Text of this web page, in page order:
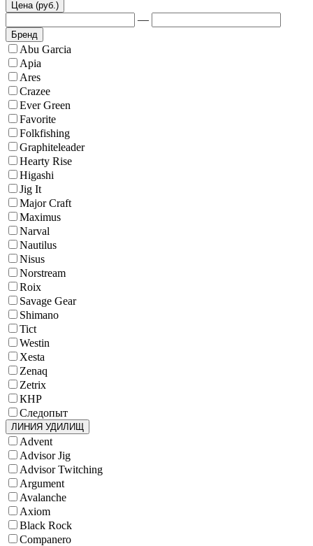
Цена (руб.)
—
Бренд
Abu Garcia
Apia
Ares
Crazee
Ever Green
Favorite
Folkfishing
Graphiteleader
Hearty Rise
Higashi
Jig It
Major Craft
Maximus
Narval
Nautilus
Nisus
Norstream
Roix
Savage Gear
Shimano
Tict
Westin
Xesta
Zenaq
Zetrix
КНР
Следопыт
ЛИНИЯ УДИЛИЩ
Advent
Advisor Jig
Advisor Twitching
Argument
Avalanche
Axiom
Black Rock
Companero